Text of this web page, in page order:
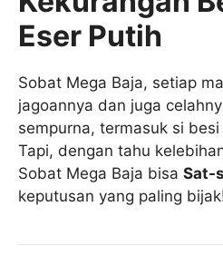
Eser Putih
Sobat Mega Baja, setiap
jagoannya dan juga
sempurna, termasuk si
Tapi, dengan tahu
Sobat Mega Baja bisa Sat-
keputusan yang paling